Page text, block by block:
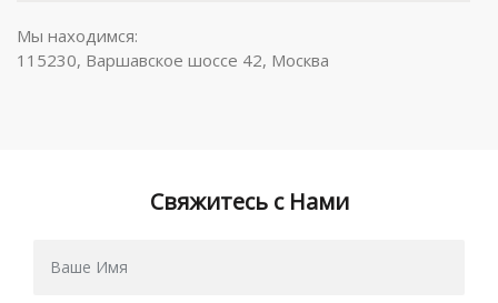
Мы находимся:
115230, Варшавское шоссе 42, Москва
Свяжитесь с Нами